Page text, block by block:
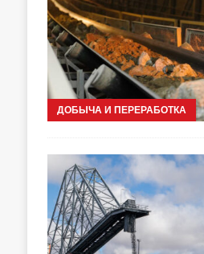
ДОБЫЧА И ПЕРЕРАБОТКА